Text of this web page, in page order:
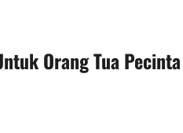
Orang Tua